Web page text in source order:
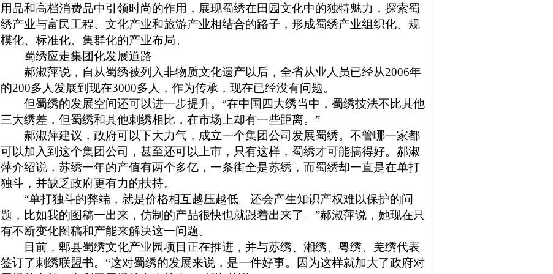
用品和高档消费品中引领时尚的作用，展现蜀绣在田园文化中的独特魅力，探索蜀
绣产业与富民工程、文化产业和旅游产业相结合的路子，形成蜀绣产业组织化、规
模化、标准化、集群化的产业布局。
蜀绣应走集团化发展道路
郝淑萍说，自从蜀绣被列入非物质文化遗产以后，全省从业人员已经从2006年
的200多人发展到现在3000多人，作为传承，现在已经没有问题。
但蜀绣的发展空间还可以进一步提升。“在中国四大绣当中，蜀绣技法不比其他
三大绣差，但蜀绣和其他刺绣相比，在市场上却有一些距离。”
郝淑萍建议，政府可以下大力气，成立一个集团公司发展蜀绣。不管哪一家都
可以加入到这个集团公司，甚至还可以上市，只有这样， 蜀绣才可能搞得好。郝淑
萍介绍说，苏绣一年的产值有两个多亿，一条街全是苏绣，而蜀绣却一直是在单打
独斗，并缺乏政府更有力的扶持。
“单打独斗的弊端，就是价格相互越压越低。还会产生知识产权难以保护的问
题，比如我的图稿一出来，仿制的产品很快也就跟着出来了。”郝淑萍说，她现在只
有不断变化图稿和产能来解决这一问题。
目前，郫县蜀绣文化产业园项目正在推进，并与苏绣、湘绣、粤绣、羌绣代表
签订了刺绣联盟书。“这对蜀绣的发展来说，是一件好事。因为这样就加大了政府对